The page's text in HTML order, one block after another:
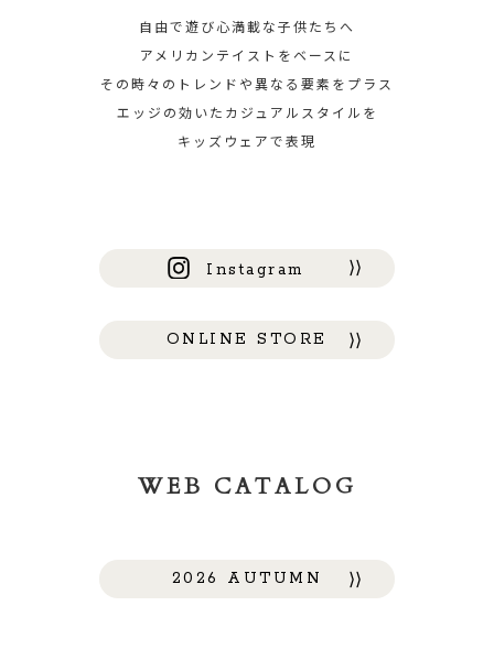
自由で遊び心満載な子供たちへ
アメリカンテイストをベースに
その時々のトレンドや異なる要素をプラス
エッジの効いたカジュアルスタイルを
キッズウェアで表現
Instagram
ONLINE STORE
WEB CATALOG
2026 AUTUMN